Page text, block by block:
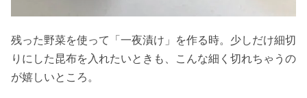
残った野菜を使って「一夜漬け」を作る時。少しだけ細切
りにした昆布を入れたいときも、こんな細く切れちゃうの
が嬉しいところ。